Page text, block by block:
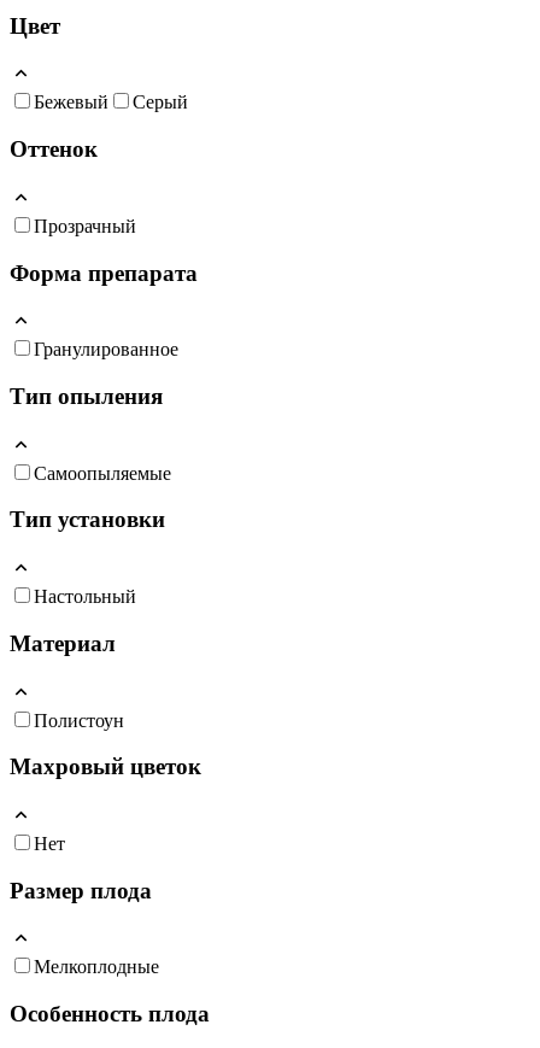
Цвет
Бежевый Серый
Оттенок
Прозрачный
Форма препарата
Гранулированное
Тип опыления
Самоопыляемые
Тип установки
Настольный
Материал
Полистоун
Махровый цветок
Нет
Размер плода
Мелкоплодные
Особенность плода